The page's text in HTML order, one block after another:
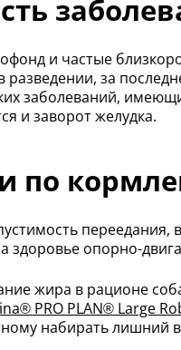
и частые
разведении, за
заболеваний,
и заворот желудка.
по
переедания,
здоровье опорно-
жира в рационе
PRO PLAN® Large
набирать лишний